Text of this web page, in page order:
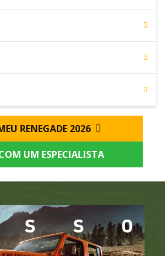
RENEGADE 2026
UM ESPECIALISTA